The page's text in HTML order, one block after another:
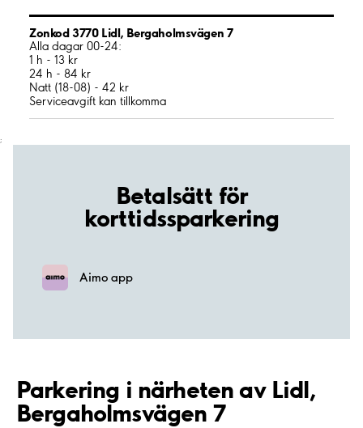
Zonkod 3770 Lidl, Bergaholmsvägen 7
Alla dagar 00-24:
1 h - 13 kr
24 h - 84 kr
Natt (18-08) - 42 kr
Serviceavgift kan tillkomma
;
Betalsätt för
korttidssparkering
Aimo app
Parkering i närheten av Lidl,
Bergaholmsvägen 7